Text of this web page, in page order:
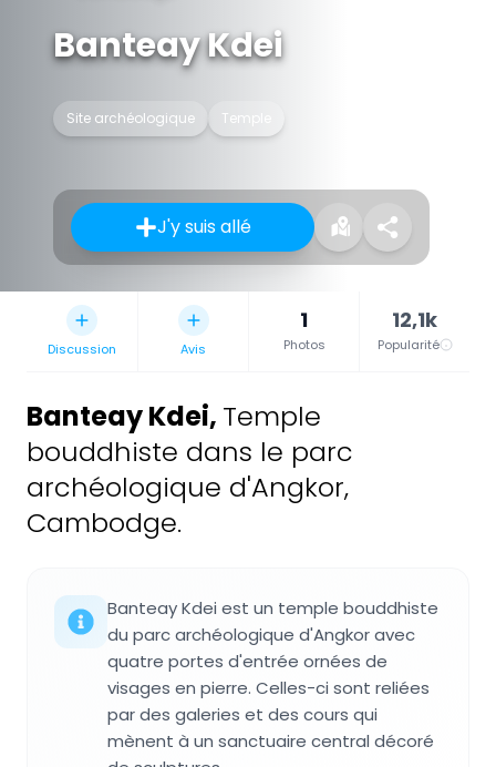
Banteay Kdei
Site archéologique Temple
J'y suis allé
Discussion Avis
1
Photos
12,1k
Popularité
Banteay Kdei, Temple
bouddhiste dans le parc
archéologique d'Angkor,
Cambodge.
Banteay Kdei est un temple bouddhiste
du parc archéologique d'Angkor avec
quatre portes d'entrée ornées de
visages en pierre. Celles-ci sont reliées
par des galeries et des cours qui
mènent à un sanctuaire central décoré